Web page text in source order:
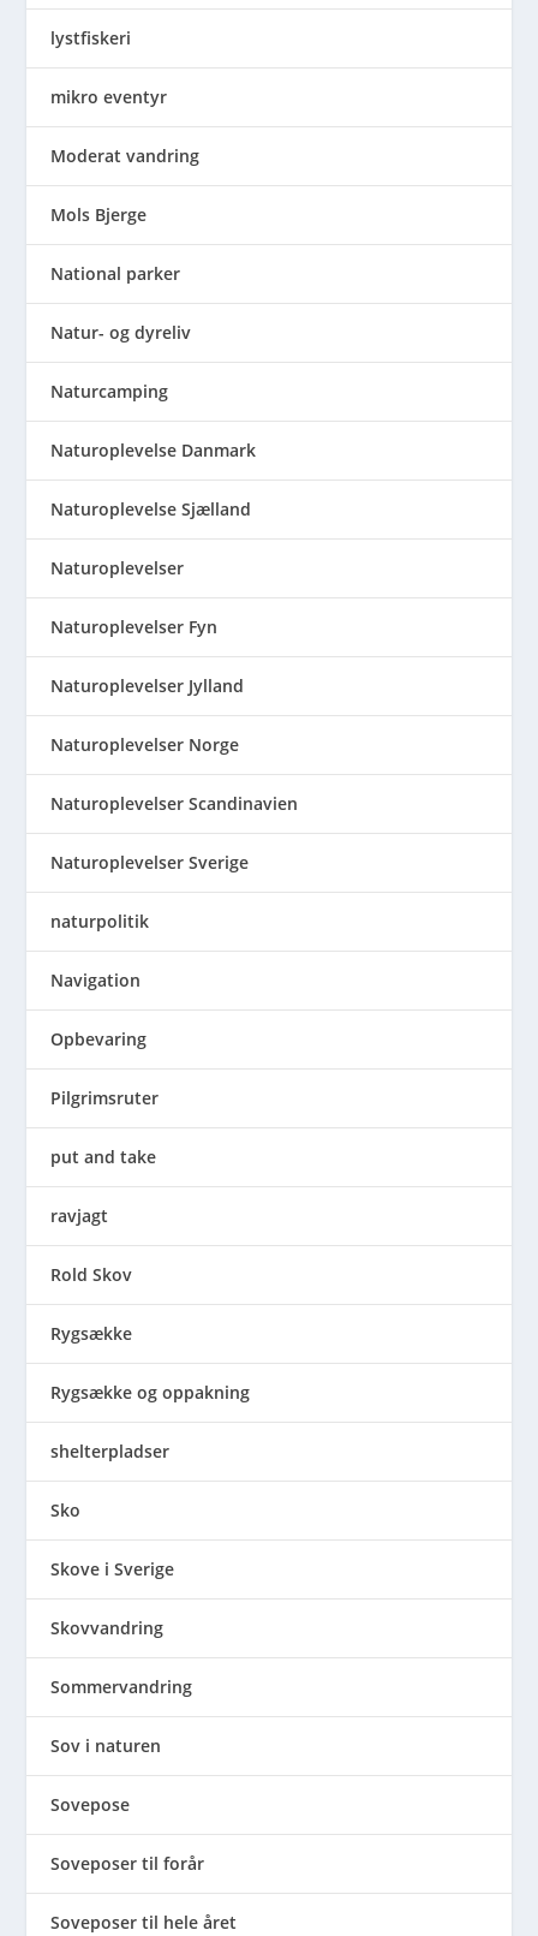
lystfiskeri
mikro eventyr
Moderat vandring
Mols Bjerge
National parker
Natur- og dyreliv
Naturcamping
Naturoplevelse Danmark
Naturoplevelse Sjælland
Naturoplevelser
Naturoplevelser Fyn
Naturoplevelser Jylland
Naturoplevelser Norge
Naturoplevelser Scandinavien
Naturoplevelser Sverige
naturpolitik
Navigation
Opbevaring
Pilgrimsruter
put and take
ravjagt
Rold Skov
Rygsække
Rygsække og oppakning
shelterpladser
Sko
Skove i Sverige
Skovvandring
Sommervandring
Sov i naturen
Sovepose
Soveposer til forår
Soveposer til hele året